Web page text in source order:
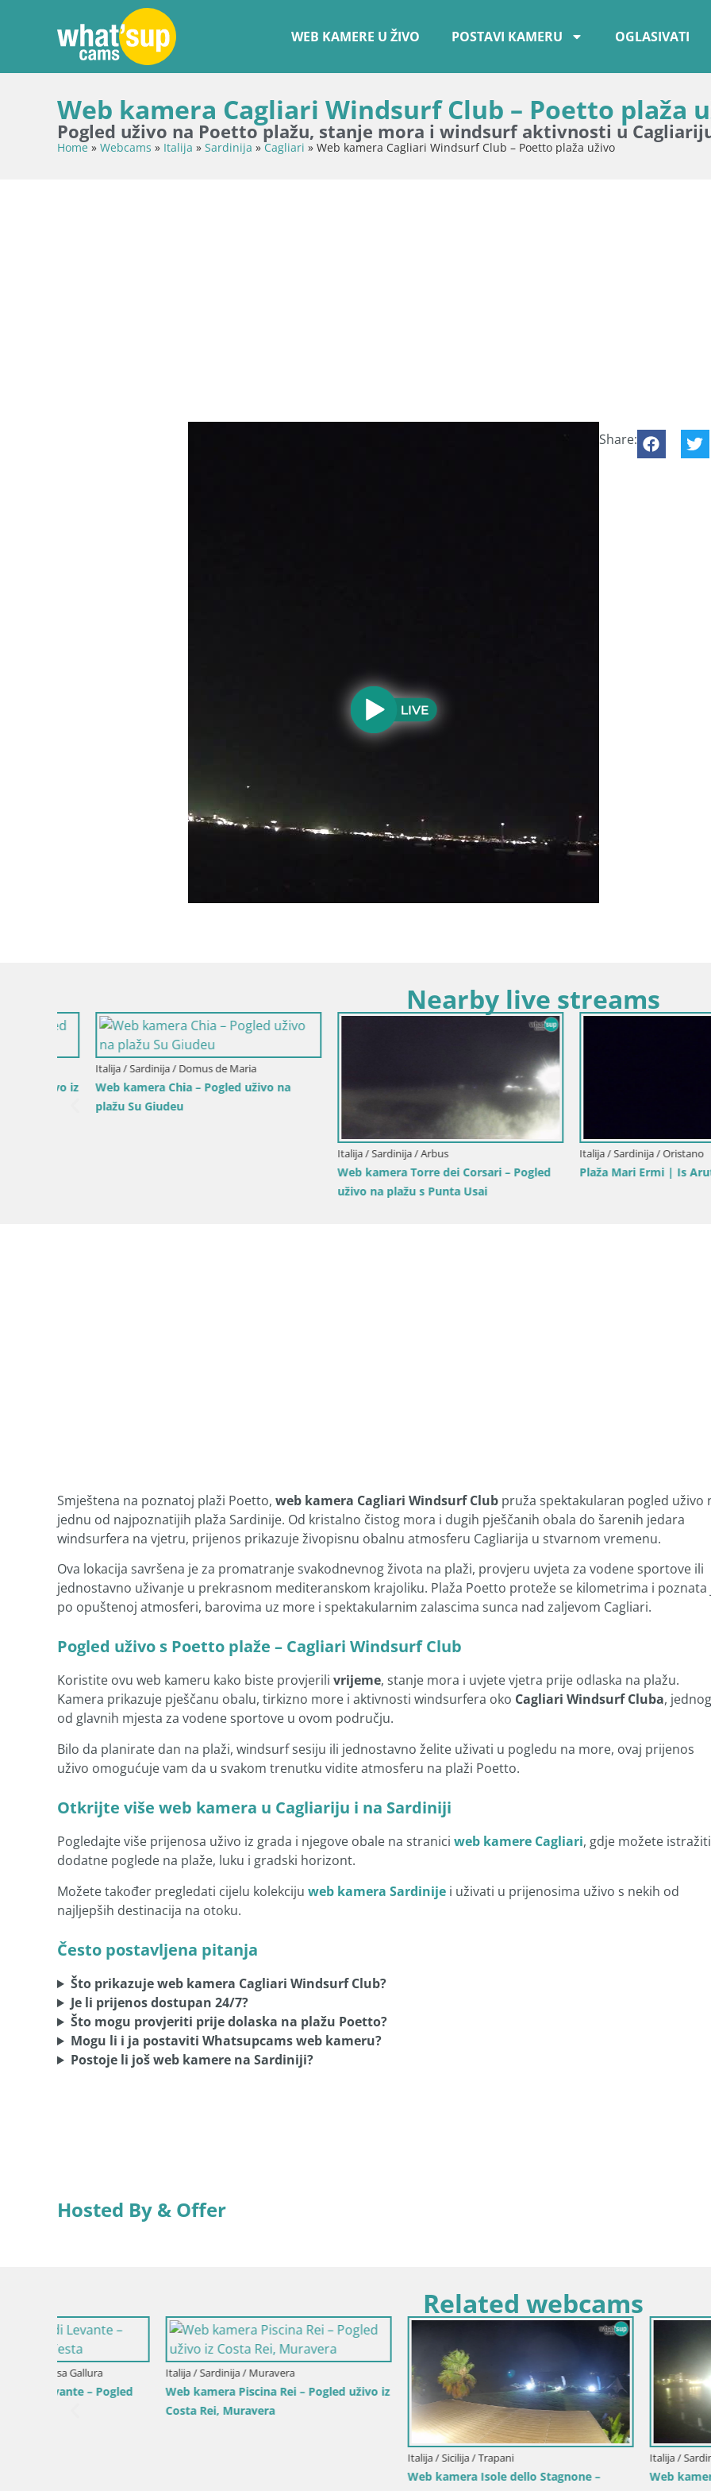
WEB KAMERE U ŽIVO POSTAVI KAMERU OGLASIVATI
Web kamera Cagliari Windsurf Club – Poetto plaža
Pogled uživo na Poetto plažu, stanje mora i windsurf aktivnosti u
Home » Webcams » Italija » Sardinija »Cagliari » Web kamera Cagliari Windsurf Club – Poetto plaža uživo
Share:
Nearby live streams
Italija / Sardinija / Domus de Maria
Web kamera Chia – Pogled uživo na
plažu Su Giudeu
Italija / Sardinija / Arbus
Web kamera Torre dei Corsari – Pogled
uživo na plažu s Punta Usai
Italija / Sardinija / Oristano
Plaža Mari Ermi | Is Arutas –
Smještena na poznatoj plaži Poetto, web kamera Cagliari Windsurf Club pruža spektakularan pogled uživo
jednu od najpoznatijih plaža Sardinije. Od kristalno čistog mora i dugih pješčanih obala do šarenih jedara
windsurfera na vjetru, prijenos prikazuje živopisnu obalnu atmosferu Cagliarija u stvarnom vremenu.
Ova lokacija savršena je za promatranje svakodnevnog života na plaži, provjeru uvjeta za vodene sportove ili
jednostavno uživanje u prekrasnom mediteranskom krajoliku. Plaža Poetto proteže se kilometrima i poznata
po opuštenoj atmosferi, barovima uz more i spektakularnim zalascima sunca nad zaljevom Cagliari.
Pogled uživo s Poetto plaže – Cagliari Windsurf Club
Koristite ovu web kameru kako biste provjerili vrijeme, stanje mora i uvjete vjetra prije odlaska na plažu.
Kamera prikazuje pješčanu obalu, tirkizno more i aktivnosti windsurfera oko Cagliari Windsurf Cluba, jednog
od glavnih mjesta za vodene sportove u ovom području.
Bilo da planirate dan na plaži, windsurf sesiju ili jednostavno želite uživati u pogledu na more, ovaj prijenos
uživo omogućuje vam da u svakom trenutku vidite atmosferu na plaži Poetto.
Otkrijte više web kamera u Cagliariju i na Sardiniji
Pogledajte više prijenosa uživo iz grada i njegove obale na stranici web kamere Cagliari, gdje možete istražiti
dodatne poglede na plaže, luku i gradski horizont.
Možete također pregledati cijelu kolekciju web kamera Sardinije i uživati u prijenosima uživo s nekih od
najljepših destinacija na otoku.
Često postavljena pitanja
Što prikazuje web kamera Cagliari Windsurf Club?
Je li prijenos dostupan 24/7?
Što mogu provjeriti prije dolaska na plažu Poetto?
Mogu li i ja postaviti Whatsupcams web kameru?
Postoje li još web kamere na Sardiniji?
Hosted By & Offer
Related webcams
Italija / Sardinija / Muravera
Web kamera Piscina Rei – Pogled uživo iz
Costa Rei, Muravera
Web kamera Isole dello Stagnone –
Italija / Sardinija / Golfo Aranci
Web kamera Terza Spiaggia